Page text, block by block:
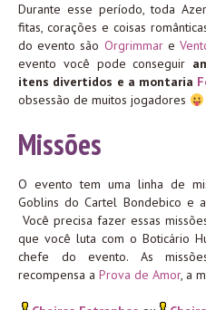
Durante esse período, toda
fitas, corações e coisas
do evento são Orgrimmare
evento você pode conseguir
itens divertidos e a montaria
obsessão de muitos jogadores
Missões
O evento tem uma linha de
Goblins do Cartel Bondebico e
Você precisa fazer essas
que você luta com o Boticário
chefe do evento. As
recompensa a Prova de Amor, a